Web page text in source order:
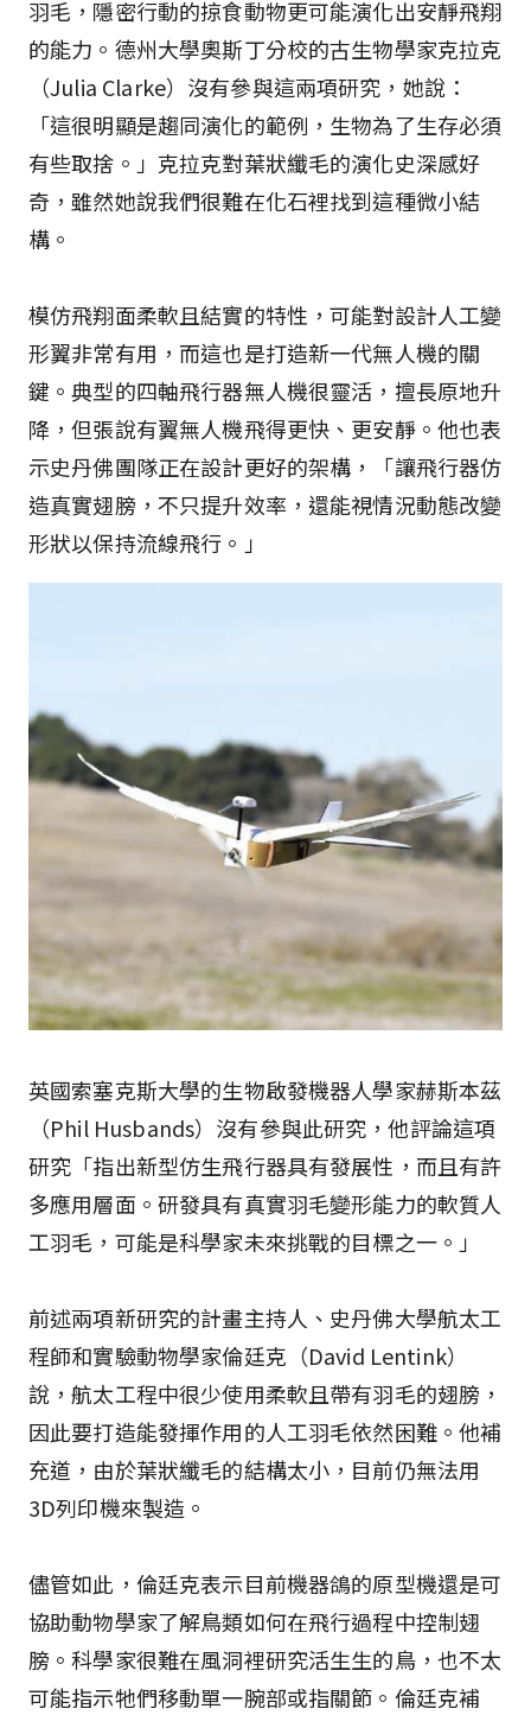
羽毛，隱密行動的掠食動物更可能演化出安靜飛翔
的能力。德州大學奧斯丁分校的古生物學家克拉克
（Julia Clarke）沒有參與這兩項研究，她說：
「這很明顯是趨同演化的範例，生物為了生存必須
有些取捨。」克拉克對葉狀纖毛的演化史深感好
奇，雖然她說我們很難在化石裡找到這種微小結
構。
模仿飛翔面柔軟且結實的特性，可能對設計人工變
形翼非常有用，而這也是打造新一代無人機的關
鍵。典型的四軸飛行器無人機很靈活，擅長原地升
降，但張說有翼無人機飛得更快、更安靜。他也表
示史丹佛團隊正在設計更好的架構，「讓飛行器仿
造真實翅膀，不只提升效率，還能視情況動態改變
形狀以保持流線飛行。」
英國索塞克斯大學的生物啟發機器人學家赫斯本茲
（Phil Husbands）沒有參與此研究，他評論這項
研究「指出新型仿生飛行器具有發展性，而且有許
多應用層面。研發具有真實羽毛變形能力的軟質人
工羽毛，可能是科學家未來挑戰的目標之一。」
前述兩項新研究的計畫主持人、史丹佛大學航太工
程師和實驗動物學家倫廷克（David Lentink）
說，航太工程中很少使用柔軟且帶有羽毛的翅膀，
因此要打造能發揮作用的人工羽毛依然困難。他補
充道，由於葉狀纖毛的結構太小，目前仍無法用
3D列印機來製造。
儘管如此，倫廷克表示目前機器鴿的原型機還是可
協助動物學家了解鳥類如何在飛行過程中控制翅
膀。科學家很難在風洞裡研究活生生的鳥，也不太
可能指示牠們移動單一腕部或指關節。倫廷克補